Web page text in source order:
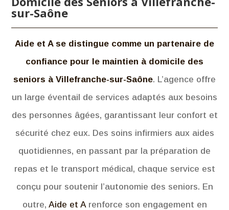
sur-Saône
Aide et A se distingue comme un partenaire de
confiance pour le maintien à domicile des
seniors à Villefranche-sur-Saône. L’agence offre
un large éventail de services adaptés aux besoins
des personnes âgées, garantissant leur confort et
sécurité chez eux. Des soins infirmiers aux aides
quotidiennes, en passant par la préparation de
repas et le transport médical, chaque service est
conçu pour soutenir l’autonomie des seniors. En
outre, Aide et Arenforce son engagement en